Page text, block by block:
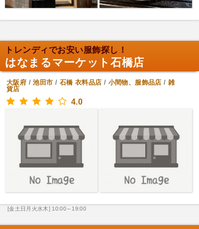
トレンディでお安い服飾探し！
はなまるマーケット石橋店
大阪府 /池田市 / 石橋 衣料品店 / 小間物、服飾品店 / 雑
貨店
4.0
[金土日月火水木] 10:00～19:00